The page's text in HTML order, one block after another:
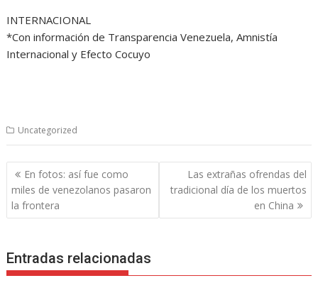
INTERNACIONAL
*Con información de Transparencia Venezuela, Amnistía
Internacional y Efecto Cocuyo
Uncategorized
Navegación
de
entradas
En fotos: así fue como
miles de venezolanos pasaron
la frontera
Las extrañas ofrendas del
tradicional día de los muertos
en China
Entradas relacionadas